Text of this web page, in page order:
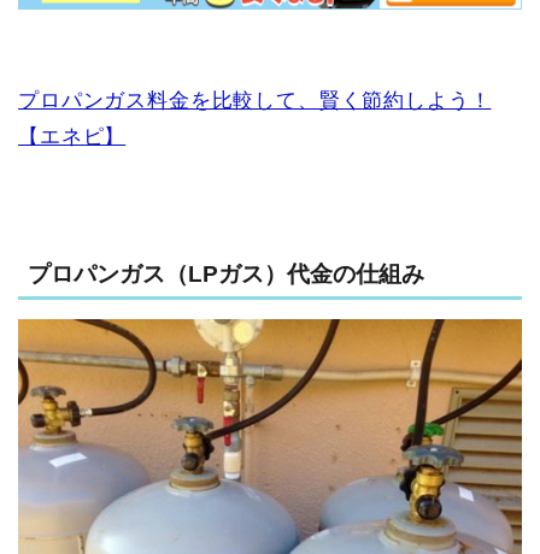
プロパンガス料金を比較して、賢く節約しよう！
【エネピ】
プロパンガス（LPガス）代金の仕組み